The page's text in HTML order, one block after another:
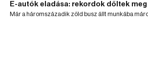
E-autók eladása: rekordok dőltek meg
Már a háromszázadik zöld busz állt munkába